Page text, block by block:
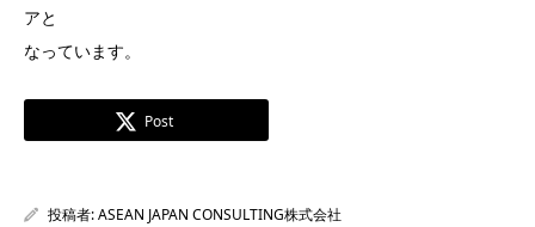
アと
なっています。
Post
投稿者:ASEAN JAPAN CONSULTING株式会社